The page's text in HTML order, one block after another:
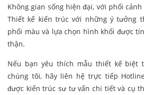
Không gian sống hiện đại, với phối
Thiết kế kiến trúc với những ý tưởng
phối màu và lựa chọn hình khối được
thận.
Nếu bạn yêu thích mẫu thiết kế biệt
chúng tôi, hãy liên hệ trực tiếp
được kiến trúc sư tư vấn chi tiết và cụ